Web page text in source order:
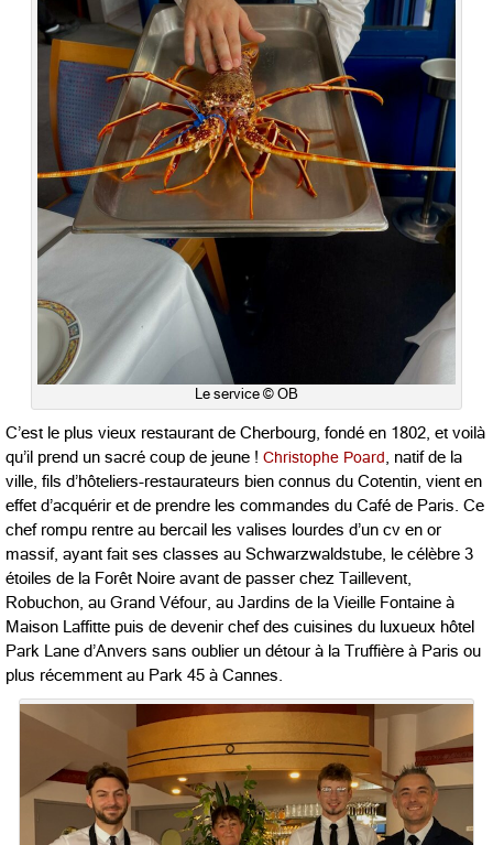
Le service © OB
C’est le plus vieux restaurant de Cherbourg, fondé en 1802, et voilà
qu’il prend un sacré coup de jeune ! Christophe Poard , natif de la
ville, fils d’hôteliers-restaurateurs bien connus du Cotentin, vient en
effet d’acquérir et de prendre les commandes du Café de Paris. Ce
chef rompu rentre au bercail les valises lourdes d’un cv en or
massif, ayant fait ses classes au Schwarzwaldstube, le célèbre 3
étoiles de la Forêt Noire avant de passer chez Taillevent,
Robuchon, au Grand Véfour, au Jardins de la Vieille Fontaine à
Maison Laffitte puis de devenir chef des cuisines du luxueux hôtel
Park Lane d’Anvers sans oublier un détour à la Truffière à Paris ou
plus récemment au Park 45 à Cannes.